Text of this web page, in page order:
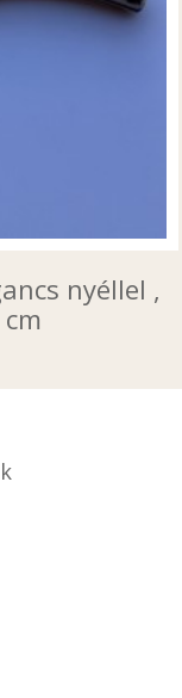
nyéllel ,